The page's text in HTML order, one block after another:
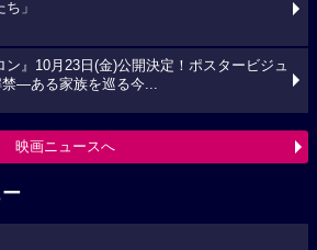
ち」
ン』10月23日(金)公開決定！ポスタービジュ
―ある家族を巡る今...
映画ニュースへ